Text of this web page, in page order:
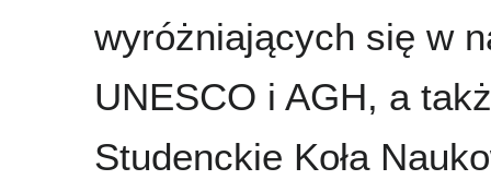
wyróżniających się w
UNESCO i AGH, a
Studenckie Koła